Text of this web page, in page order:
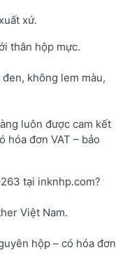
xứ.
thân hộp mực.
không lem màu,
luôn được cam kết
hóa đơn VAT – bảo
tại inknhp.com?
Việt Nam.
hộp – có hóa đơn